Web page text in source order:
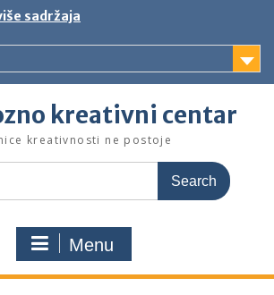
sadržaja
kreativni centar
kreativnosti ne postoje
Menu